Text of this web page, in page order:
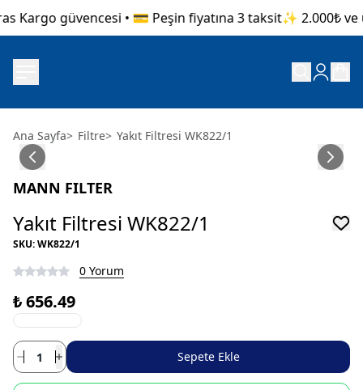
Kargo güvencesi • 💳 Peşin fiyatına 3 taksit✨ 2.000₺ ve
Ana Sayfa> Filtre> Yakıt Filtresi WK822/1
MANN FILTER
Yakıt Filtresi WK822/1
SKU:WK822/1
0 Yorum
₺ 656.49
Sepete Ekle